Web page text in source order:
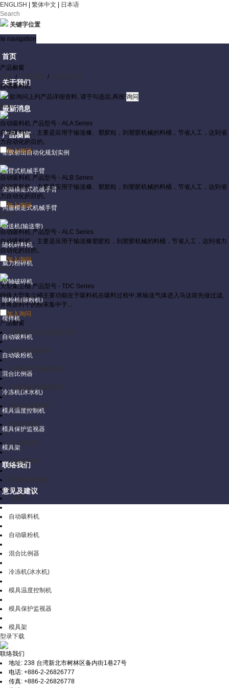
ENGLISH 繁体中文 日本语
关键字位置
navigation
首页
关于我们
最新消息
产品橱窗
塑胶射出自动化规划实例
旋臂式机械手臂
变频横走式机械手臂
伺服横走式机械手臂
输送机(输送带)
随机碎料机
威力粉碎机
双轴破碎机
除粉机(筛粉机)
搅拌机
自动吸料机
自动吸粉机
混合比例器
冷冻机(冰水机)
模具温度控制机
模具保护监视器
模具架
联络我们
意见及建议
产品橱窗
首页
/ /
自动吸料机
自动吸料机
欲询问上列产品详细资料, 请于勾选后,再按
More
自动吸料机 产品型号 - ALA Series
自动吸料机，主要是应用于输送橡、塑胶粒，到塑胶机械的料桶，节省人工，达到省
力自动化的目的。
加入询问
More
自动吸料机 产品型号 - ALB Series
自动吸料机，主要是应用于输送橡、塑胶粒，到塑胶机械的料桶，节省人工，达到省
力自动化的目的。
加入询问
More
自动吸料机 产品型号 - ALC Series
自动吸料机，主要是应用于输送橡塑胶粒，到塑胶机械的料桶，节省人工，达到省力
自动化的目的。
加入询问
More
大型集尘桶 产品型号 - TDC Series
特殊大型集尘桶主要功能在于吸料机在吸料过程中,将输送气体进入马达前先做过滤,
并将原料中的粉末集中于...
加入询问
产品橱窗
塑胶射出自动化规划实例
旋臂式机械手臂
变频横走式机械手臂
伺服横走式机械手臂
输送机(输送带)
随机碎料机
威力粉碎机
双轴破碎机
除粉机(筛粉机)
自动吸料机
自动吸粉机
混合比例器
冷冻机(冰水机)
模具温度控制机
模具保护监视器
模具架
型录下载
联络我们
地址: 238 台湾新北市树林区备内街1巷27号
电话: +886-2-26826777
传真: +886-2-26826778